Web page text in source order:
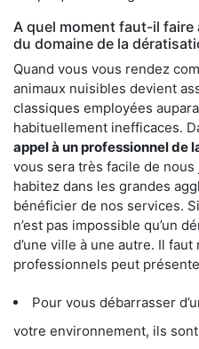
A quel moment faut-il
du domaine de la
Quand vous vous rendez
animaux nuisibles devient
classiques employées
habituellement inefficaces.
appel à un professionnel de
vous sera très facile de
habitez dans les grandes
bénéficier de nos services.
n’est pas impossible qu’un
d’une ville à une autre. Il
professionnels peut
Pour vous débarrasser
votre environnement, ils